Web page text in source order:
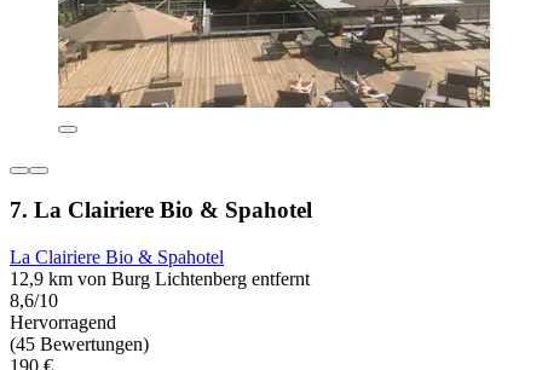
7. La Clairiere Bio & Spahotel
La Clairiere Bio & Spahotel
12,9 km von Burg Lichtenberg entfernt
8,6/10
Hervorragend
(45 Bewertungen)
190 €